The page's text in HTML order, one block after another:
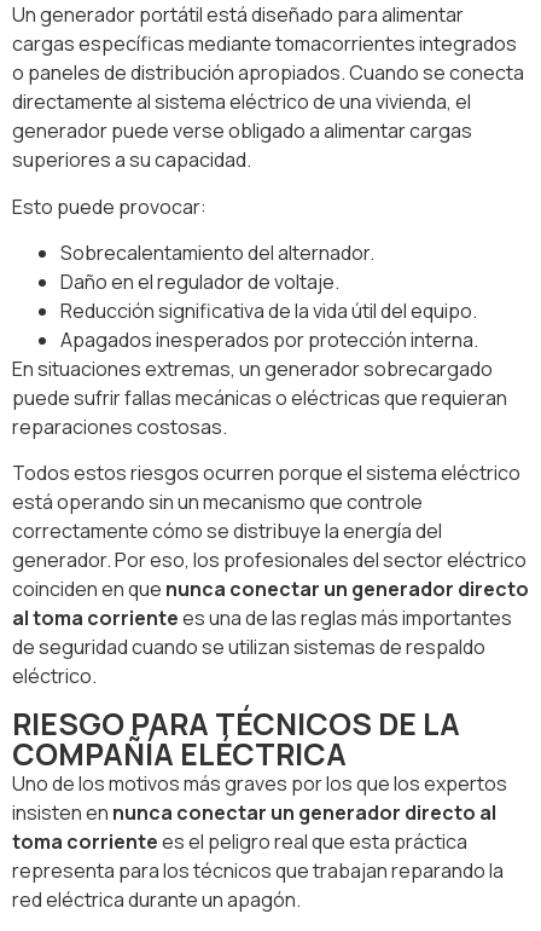
Un generador portátil está diseñado para alimentar
cargas específicas mediante tomacorrientes integrados
o paneles de distribución apropiados. Cuando se conecta
directamente al sistema eléctrico de una vivienda, el
generador puede verse obligado a alimentar cargas
superiores a su capacidad.
Esto puede provocar:
Sobrecalentamiento del alternador.
Daño en el regulador de voltaje.
Reducción significativa de la vida útil del equipo.
Apagados inesperados por protección interna.
En situaciones extremas, un generador sobrecargado
puede sufrir fallas mecánicas o eléctricas que requieran
reparaciones costosas.
Todos estos riesgos ocurren porque el sistema eléctrico
está operando sin un mecanismo que controle
correctamente cómo se distribuye la energía del
generador. Por eso, los profesionales del sector eléctrico
coinciden en que nunca conectar un generador directo
al toma corrientees una de las reglas más importantes
de seguridad cuando se utilizan sistemas de respaldo
eléctrico.
RIESGO PARA TÉCNICOS DE LA
COMPAÑÍA ELÉCTRICA
Uno de los motivos más graves por los que los expertos
insisten en nunca conectar un generador directo al
toma corrientees el peligro real que esta práctica
representa para los técnicos que trabajan reparando la
red eléctrica durante un apagón.